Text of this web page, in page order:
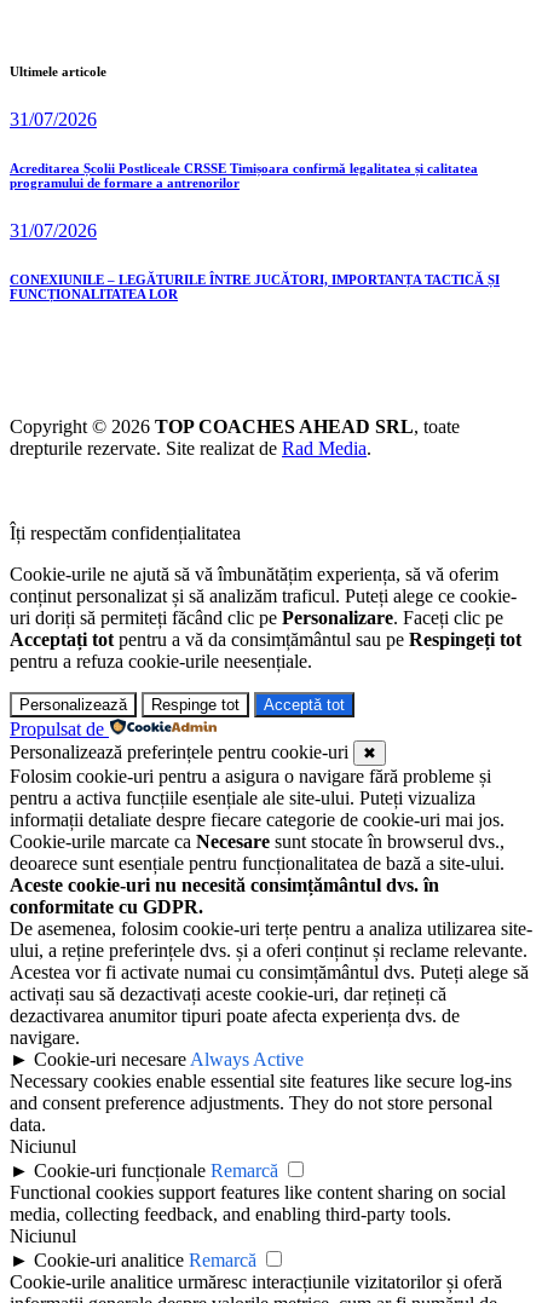
Ultimele articole
31/07/2026
Acreditarea Școlii Postliceale CRSSE Timișoara confirmă legalitatea și calitatea
programului de formare a antrenorilor
31/07/2026
CONEXIUNILE – LEGĂTURILE ÎNTRE JUCĂTORI, IMPORTANȚA TACTICĂ ȘI
FUNCȚIONALITATEA LOR
Copyright © 2026 TOP COACHES AHEAD SRL, toate
drepturile rezervate. Site realizat de Rad Media.
Îți respectăm confidențialitatea
Cookie-urile ne ajută să vă îmbunătățim experiența, să vă oferim
conținut personalizat și să analizăm traficul. Puteți alege ce cookie-
uri doriți să permiteți făcând clic pe Personalizare. Faceți clic pe
Acceptați tot pentru a vă da consimțământul sau pe Respingeți tot
pentru a refuza cookie-urile neesențiale.
Personalizează Respinge tot Acceptă tot
Propulsat de
Personalizează preferințele pentru cookie-uri
✖
Folosim cookie-uri pentru a asigura o navigare fără probleme și
pentru a activa funcțiile esențiale ale site-ului. Puteți vizualiza
informații detaliate despre fiecare categorie de cookie-uri mai jos.
Cookie-urile marcate ca Necesare sunt stocate în browserul dvs.,
deoarece sunt esențiale pentru funcționalitatea de bază a site-ului.
Aceste cookie-uri nu necesită consimțământul dvs. în
conformitate cu GDPR.
De asemenea, folosim cookie-uri terțe pentru a analiza utilizarea site-
ului, a reține preferințele dvs. și a oferi conținut și reclame relevante.
Acestea vor fi activate numai cu consimțământul dvs. Puteți alege să
activați sau să dezactivați aceste cookie-uri, dar rețineți că
dezactivarea anumitor tipuri poate afecta experiența dvs. de
navigare.
► Cookie-uri necesare Always Active
Necessary cookies enable essential site features like secure log-ins
and consent preference adjustments. They do not store personal
data.
Niciunul
► Cookie-uri funcționale Remarcă
Functional cookies support features like content sharing on social
media, collecting feedback, and enabling third-party tools.
Niciunul
► Cookie-uri analitice Remarcă
Cookie-urile analitice urmăresc interacțiunile vizitatorilor și oferă